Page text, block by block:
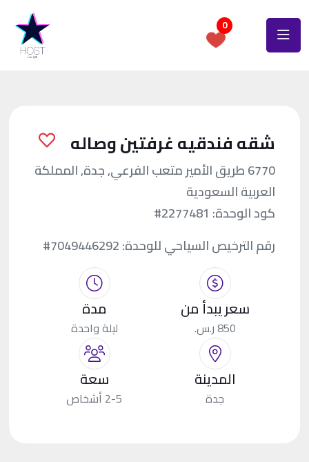
0
شقه فندقيه غرفتين وصاله
6770 طريق الأمير متعب الفرعي, جدة, المملكة
العربية السعودية
كود الوحدة: #2277481
رقم الترخيص السياحي للوحدة:#7049446292
سعر يبدأ من
850 ر.س.
مدة
ليلة واحدة
المدينة
جدة
سعة
2-5 أشخاص